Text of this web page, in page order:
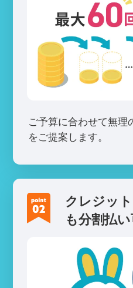
ご予算に合わせて無理
をご提案します。
クレジッ
も分割払い